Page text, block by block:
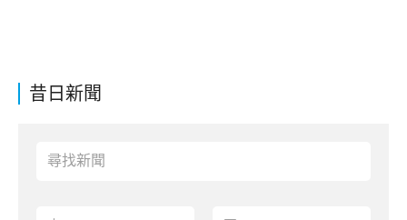
昔日新聞